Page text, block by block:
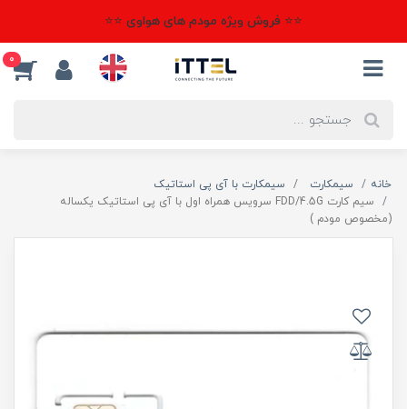
⭐⭐ فروش ویژه مودم های هواوی ⭐⭐
0
خانه سیمکارت
سیمکارت با آی پی استاتیک
سیم کارت FDD/4.5G سرویس همراه اول با آی پی استاتیک یکساله
(مخصوص مودم )